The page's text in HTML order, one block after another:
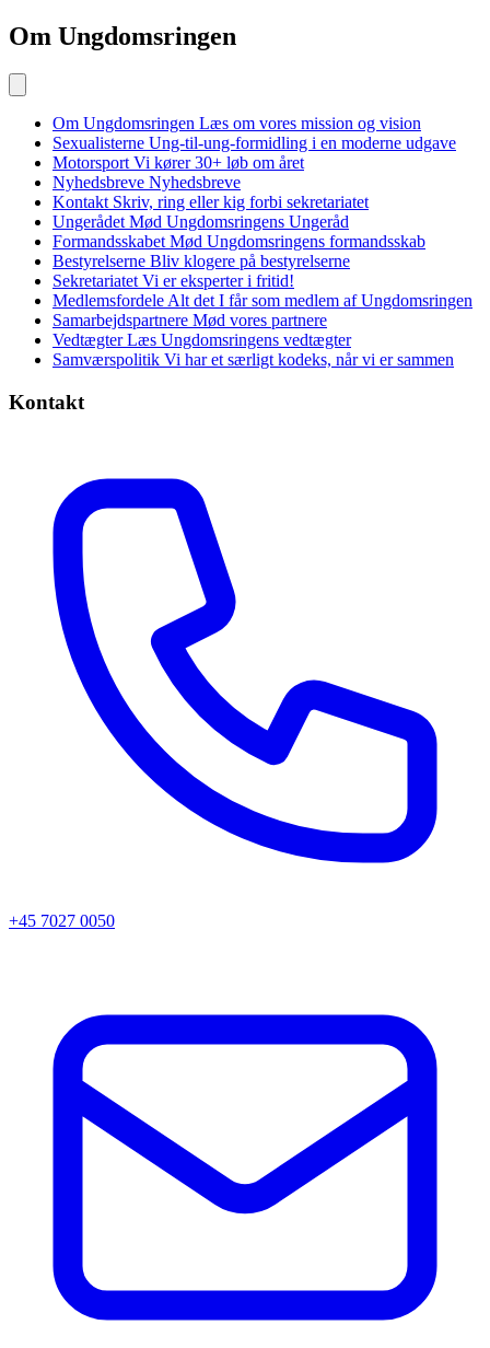
Om Ungdomsringen
Om Ungdomsringen Læs om vores mission og vision
Sexualisterne Ung-til-ung-formidling i en moderne udgave
Motorsport Vi kører 30+ løb om året
Nyhedsbreve Nyhedsbreve
Kontakt Skriv, ring eller kig forbi sekretariatet
Ungerådet Mød Ungdomsringens Ungeråd
Formandsskabet Mød Ungdomsringens formandsskab
Bestyrelserne Bliv klogere på bestyrelserne
Sekretariatet Vi er eksperter i fritid!
Medlemsfordele Alt det I får som medlem af Ungdomsringen
Samarbejdspartnere Mød vores partnere
VedtægterLæs Ungdomsringens vedtægter
Samværspolitik Vi har et særligt kodeks, når vi er sammen
Kontakt
+45 7027 0050